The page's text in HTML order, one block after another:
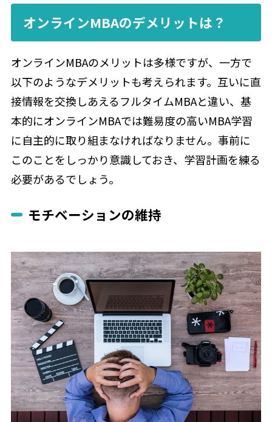
オンラインMBAのデメリットは？
オンラインMBAのメリットは多様ですが、一方で
以下のようなデメリットも考えられます。互いに直
接情報を交換しあえるフルタイムMBAと違い、基
本的にオンラインMBAでは難易度の高いMBA学習
に自主的に取り組まなければなりません。事前に
このことをしっかり意識しておき、学習計画を練る
必要があるでしょう。
モチベーションの維持